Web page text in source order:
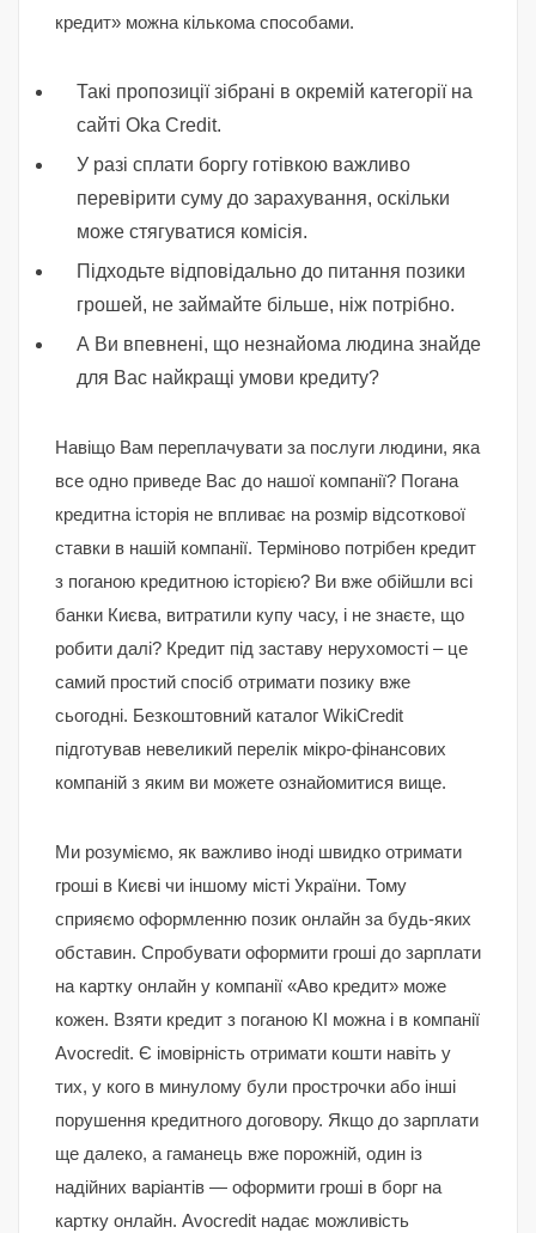
кредит» можна кількома способами.
Такі пропозиції зібрані в окремій категорії на
сайті Oka Credit.
У разі сплати боргу готівкою важливо
перевірити суму до зарахування, оскільки
може стягуватися комісія.
Підходьте відповідально до питання позики
грошей, не займайте більше, ніж потрібно.
А Ви впевнені, що незнайома людина знайде
для Вас найкращі умови кредиту?
Навіщо Вам переплачувати за послуги людини, яка
все одно приведе Вас до нашої компанії? Погана
кредитна історія не впливає на розмір відсоткової
ставки в нашій компанії. Терміново потрібен кредит
з поганою кредитною історією? Ви вже обійшли всі
банки Києва, витратили купу часу, і не знаєте, що
робити далі? Кредит під заставу нерухомості – це
самий простий спосіб отримати позику вже
сьогодні. Безкоштовний каталог WikiCredit
підготував невеликий перелік мікро-фінансових
компаній з яким ви можете ознайомитися вище.
Ми розуміємо, як важливо іноді швидко отримати
гроші в Києві чи іншому місті України. Тому
сприяємо оформленню позик онлайн за будь-яких
обставин. Спробувати оформити гроші до зарплати
на картку онлайн у компанії «Аво кредит» може
кожен. Взяти кредит з поганою КІ можна і в компанії
Avocredit. Є імовірність отримати кошти навіть у
тих, у кого в минулому були прострочки або інші
порушення кредитного договору. Якщо до зарплати
ще далеко, а гаманець вже порожній, один із
надійних варіантів — оформити гроші в борг на
картку онлайн. Avocredit надає можливість